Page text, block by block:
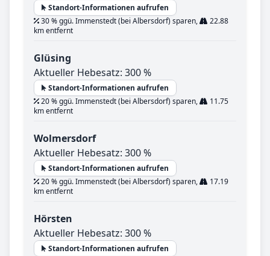
Standort-Informationen aufrufen
30 % ggü. Immenstedt (bei Albersdorf) sparen,
22.88
km entfernt
Glüsing
Aktueller Hebesatz: 300 %
Standort-Informationen aufrufen
20 % ggü. Immenstedt (bei Albersdorf) sparen,
11.75
km entfernt
Wolmersdorf
Aktueller Hebesatz: 300 %
Standort-Informationen aufrufen
20 % ggü. Immenstedt (bei Albersdorf) sparen,
17.19
km entfernt
Hörsten
Aktueller Hebesatz: 300 %
Standort-Informationen aufrufen